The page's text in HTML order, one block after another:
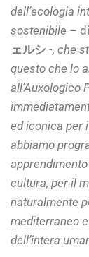
dell’ecologia
sostenibile –
ェルシ -, che
questo che lo
all’Auxologico
ed iconica per
abbiamo
cultura, per il
naturalmente
mediterraneo
dell’intera